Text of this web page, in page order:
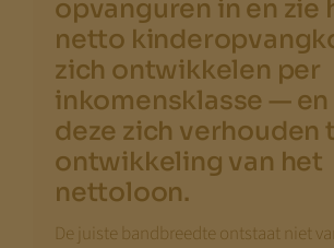
opvanguren in en zie
netto
zich ontwikkelen per
inkomensklasse — en
deze zich verhouden
ontwikkeling van het
nettoloon.
De juiste bandbreedte ontstaat niet